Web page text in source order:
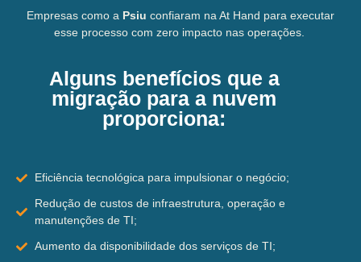
Empresas como a Psiu confiaram na At Hand para executar
esse processo com zero impacto nas operações.
Alguns benefícios que a
migração para a nuvem
proporciona:
Eficiência tecnológica para impulsionar o negócio;
Redução de custos de infraestrutura, operação e
manutenções de TI;
Aumento da disponibilidade dos serviços de TI;